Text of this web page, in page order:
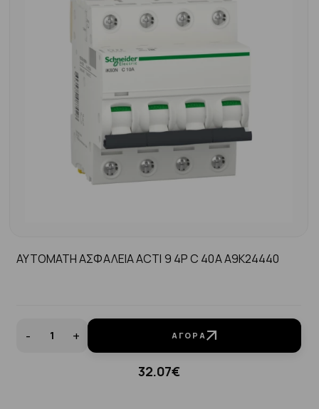
ΑΥΤΟΜΑΤΗ ΑΣΦΑΛΕΙΑ ACTI 9 4P C 40A A9K24440
- + ΑΓΟΡΆ
32.07€